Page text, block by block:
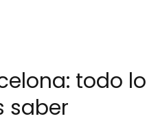
todo lo
saber